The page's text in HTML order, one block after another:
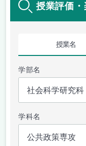
授業評価
授業名
学部名
学科名